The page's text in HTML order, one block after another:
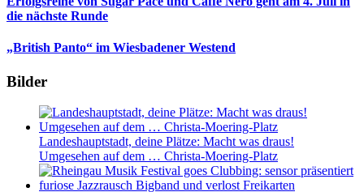
die nächste Runde
„British Panto“ im Wiesbadener Westend
Bilder
Landeshauptstadt, deine Plätze: Macht was draus!
Umgesehen auf dem … Christa-Moering-Platz